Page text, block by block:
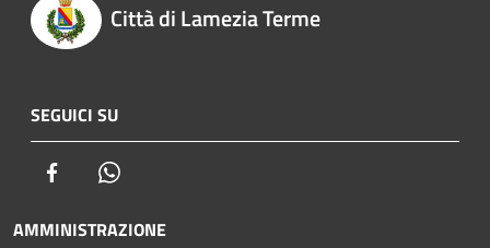
Città di Lamezia Terme
SEGUICI SU
Facebook
AMMINISTRAZIONE